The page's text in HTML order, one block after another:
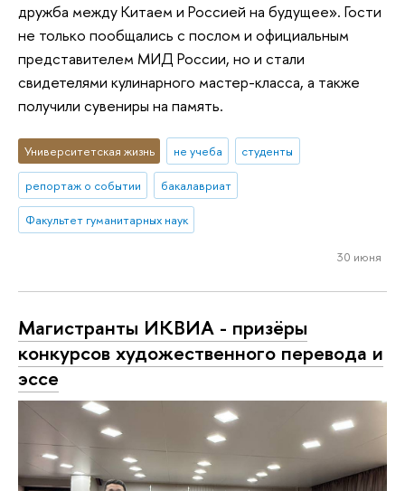
дружба между Китаем и Россией на будущее». Гости
не только пообщались с послом и официальным
представителем МИД России, но и стали
свидетелями кулинарного мастер-класса, а также
получили сувениры на память.
Университетская жизнь не учеба студенты
репортаж о событии бакалавриат
Факультет гуманитарных наук
30 июня
Магистранты ИКВИА - призёры
конкурсов художественного перевода и
эссе